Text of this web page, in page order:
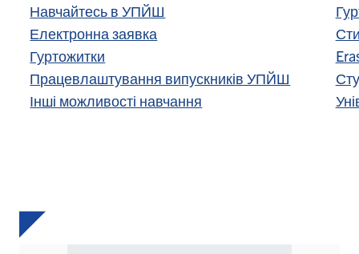
Навчайтесь в УПЙШ
Електронна заявка
Гуртожитки
Працевлаштування випускників УПЙШ
Інші можливості навчання